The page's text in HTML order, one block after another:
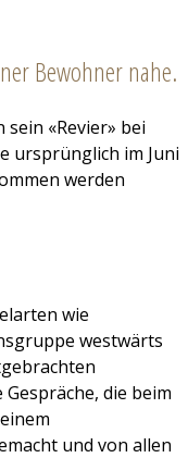
Bewohner nahe.
«Revier» bei
ursprünglich im Juni
werden
wie
westwärts
die beim
und von allen